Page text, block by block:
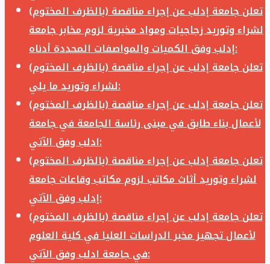
تعلن جامعة إدلب عن إجراء مناقصة (بالظرف المختوم)
لشراء وتوريد زجاجيات ومواد مخبرية لزوم مخابر جامعة
إدلب وفق الكميات والمواصفات المحددة أدناه:
تعلن جامعة إدلب عن إجراء مناقصة (بالظرف المختوم)
لشراء وتوريد ما يلي:
تعلن جامعة إدلب عن إجراء مناقصة (بالظرف المختوم)
لأعمال بناء طابق في مبنى رئاسة الجامعة في جامعة
ادلب وفق الآتي:
تعلن جامعة إدلب عن إجراء مناقصة (بالظرف المختوم)
لشراء وتوريد أثاث مكاتب لزوم مكاتب وقاعات جامعة
إدلب وفق الآتي:
تعلن جامعة إدلب عن إجراء مناقصة (بالظرف المختوم)
لأعمال تجهيز مخبر الدراسات العليا في كلية العلوم
في جامعة ادلب وفق الآتي: